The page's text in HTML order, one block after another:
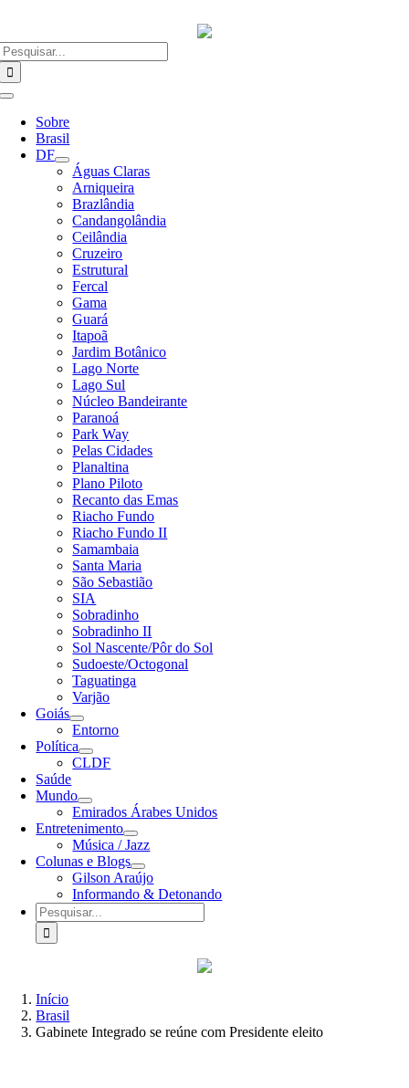
o
conteúdo
Alternar
Navegação
Sobre
Brasil
DF
Águas Claras
Arniqueira
Brazlândia
Candangolândia
Ceilândia
Cruzeiro
Estrutural
Fercal
Gama
Guará
Itapoã
Jardim Botânico
Lago Norte
Lago Sul
Núcleo Bandeirante
Paranoá
Park Way
Pelas Cidades
Planaltina
Plano Piloto
Recanto das Emas
Riacho Fundo
Riacho Fundo II
Samambaia
Santa Maria
São Sebastião
SIA
Sobradinho
Sobradinho II
Sol Nascente/Pôr do Sol
Sudoeste/Octogonal
Taguatinga
Varjão
Goiás
Entorno
Política
CLDF
Saúde
Mundo
Emirados Árabes Unidos
Entretenimento
Música / Jazz
Colunas e Blogs
Gilson Araújo
Informando & Detonando
Buscar
resultados
para:
Início
Brasil
Gabinete Integrado se reúne com Presidente eleito